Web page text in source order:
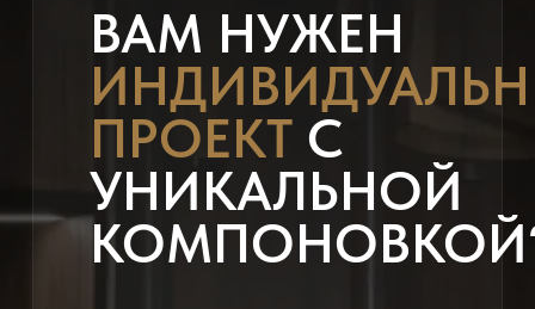
ВАМ НУЖЕН
ПРОЕКТС
УНИКАЛЬНОЙ